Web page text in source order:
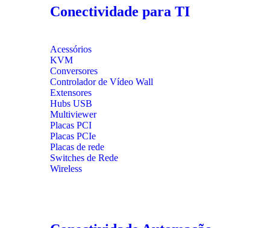
Conectividade para TI
Acessórios
KVM
Conversores
Controlador de Vídeo Wall
Extensores
Hubs USB
Multiviewer
Placas PCI
Placas PCIe
Placas de rede
Switches de Rede
Wireless